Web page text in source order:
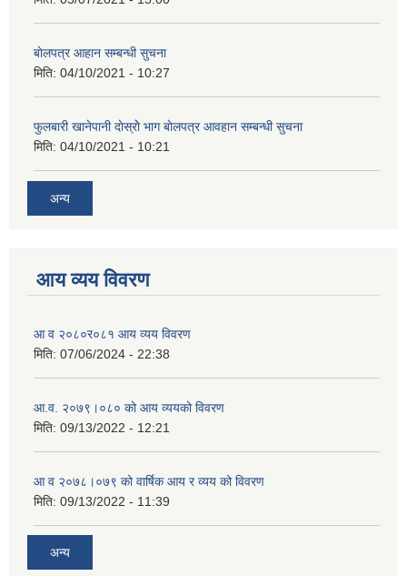
बाेलपत्र आहान सम्बन्धी सुचना
मिति: 04/10/2021 - 10:27
फुलबारी खानेपानी दाेस्राेे भाग बाेलपत्र आवहान सम्बन्धी सुचना
मिति: 04/10/2021 - 10:21
अन्य
आय व्यय विवरण
आ व २०८०र०८१ आय व्यय विवरण
मिति: 07/06/2024 - 22:38
आ.व. २०७९।०८० को आय व्ययको विवरण
मिति: 09/13/2022 - 12:21
आ‍ व २०७८।०७९ को वार्षिक आय र व्यय को विवरण
मिति: 09/13/2022 - 11:39
अन्य